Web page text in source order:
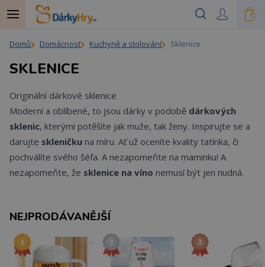
Domů Domácnost Kuchyně a stolování Sklenice
SKLENICE
Originální dárkové sklenice
Moderní a oblíbené, to jsou dárky v podobě dárkových
sklenic, kterými potěšíte jak muže, tak ženy. Inspirujte se a
darujte skleničku na míru. Ať už oceníte kvality tatínka, či
pochválíte svého šéfa. A nezapomeňte na maminku! A
nezapomeňte, že sklenice na víno nemusí být jen nudná.
NEJPRODÁVANĚJŠÍ